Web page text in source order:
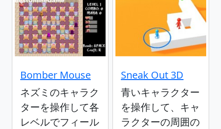
Bomber Mouse
ネズミのキャラク
ターを操作して各
レベルでフィール
Sneak Out 3D
青いキャラクター
を操作して、キャ
ラクターの周囲の